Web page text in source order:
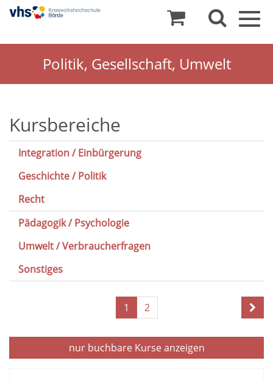
Politik, Gesellschaft, Umwelt
Gesellschaft
/
Politik
Umwelt
Kursbereiche
Integration / Einbürgerung
Geschichte / Politik
Recht
Pädagogik / Psychologie
Umwelt / Verbraucherfragen
Sonstiges
1 2
nur buchbareKurse anzeigen